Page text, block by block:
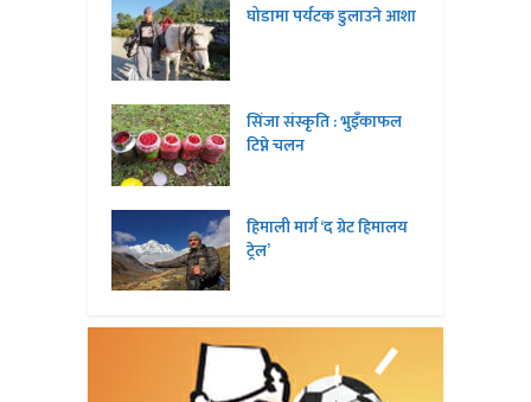
घोडामा पर्यटक डुलाउने आशा
सिंजा संस्कृति : भुइँकाफल
टिप्ने चलन
हिमाली मार्ग ‘द ग्रेट हिमालय
ट्रेल’